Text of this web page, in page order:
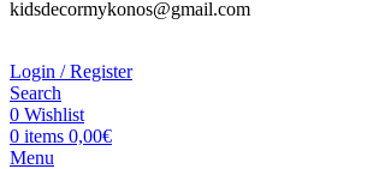
kidsdecormykonos@gmail.com
Login / Register
Search
0 Wishlist
0 items 0,00€
Menu